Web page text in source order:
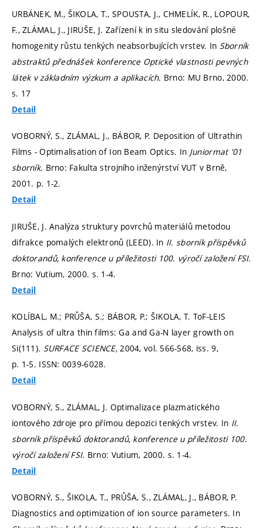
URBÁNEK, M., ŠIKOLA, T., SPOUSTA, J., CHMELÍK, R., LOPOUR,
F., ZLÁMAL, J., JIRUŠE, J. Zařízení k in situ sledování plošné
homogenity růstu tenkých neabsorbujících vrstev. In Sborník
abstraktů přednášek konference Optické vlastnosti pevných
látek v základním výzkum a aplikacích. Brno: MU Brno, 2000.
s. 17
Detail
VOBORNÝ, S., ZLÁMAL, J., BÁBOR, P. Deposition of Ultrathin
Films - Optimalisation of Ion Beam Optics. In Juniormat '01
sborník. Brno: Fakulta strojního inženýrství VUT v Brně,
2001. p. 1-2.
Detail
JIRUŠE, J. Analýza struktury povrchů materiálů metodou
difrakce pomalých elektronů (LEED). In II. sborník příspěvků
doktorandů, konference u příležitosti 100. výročí založení FSI.
Brno: Vutium, 2000. s. 1-4.
Detail
KOLÍBAL, M.; PRŮŠA, S.; BÁBOR, P.; ŠIKOLA, T. ToF-LEIS
Analysis of ultra thin films: Ga and Ga-N layer growth on
Si(111). SURFACE SCIENCE,2004, vol. 566-568, iss. 9,
p. 1-5. ISSN: 0039-6028.
Detail
VOBORNÝ, S., ZLÁMAL, J. Optimalizace plazmatického
iontového zdroje pro přímou depozici tenkých vrstev. In II.
sborník příspěvků doktorandů, konference u příležitosti 100.
výročí založení FSI. Brno: Vutium, 2000. s. 1-4.
Detail
VOBORNÝ, S., ŠIKOLA, T., PRŮŠA, S., ZLÁMAL, J., BÁBOR, P.
Diagnostics and optimization of ion source parameters. In